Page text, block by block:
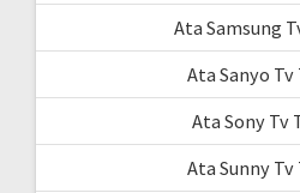
Ata Samsung
Ata Sanyo
Ata Sony Tv
Ata Sunny